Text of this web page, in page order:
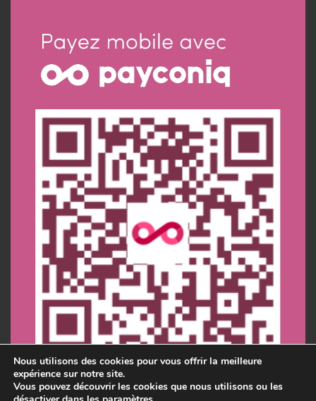
Nous utilisons des cookies pour vous offrir la meilleure
expérience sur notre site.
Vous pouvez découvrir les cookies que nous utilisons ou les